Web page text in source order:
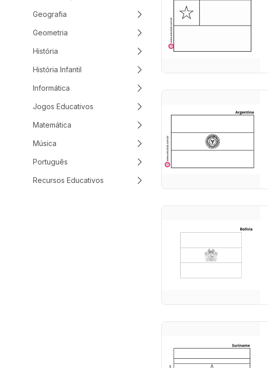
Geografia
Geometria
História
História Infantil
Informática
Jogos Educativos
Matemática
Música
Português
Recursos Educativos